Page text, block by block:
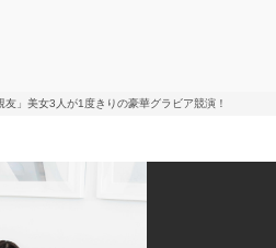
友」美女3人が1度きりの豪華グラビア競演！